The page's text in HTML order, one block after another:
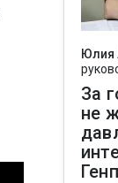
Юлия
За
не